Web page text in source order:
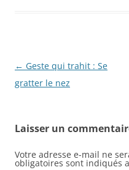
Navigation
des
← Geste qui trahit : Se
gratter le nez
Laisser un
Votre adresse e-mail ne
obligatoires sont indiqués